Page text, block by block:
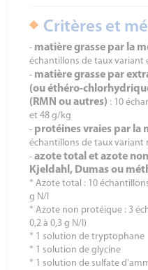
Critères et
-matière grasse par la
échantillons de taux variant
-matière grasse par
(ou éthéro-
(RMN ou autres) : 10
et 48 g/kg
-protéines vraies par la
échantillons de taux variant
-azote total et azote
Kjeldahl, Dumas ou
* Azote total : 10
g N/l
* Azote non protéique : 3
0,2 à 0,3 g N/l)
* 1 solution de tryptophane
* 1 solution de
* 1 solution de sulfate